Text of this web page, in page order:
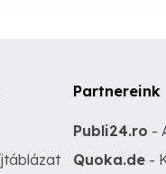
Partnereink
Publi24.ro -
Quoka.de -